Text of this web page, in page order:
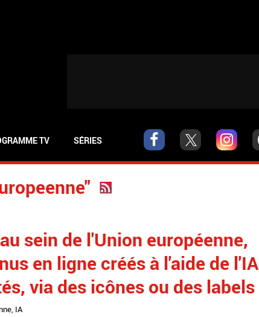
TV SÉRIES
sein de l'Union européenne,
en ligne créés à l'aide de l'IA
via des icônes ou des labels
, IA